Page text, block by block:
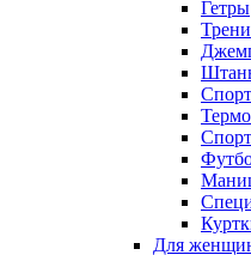
Гетры
Для